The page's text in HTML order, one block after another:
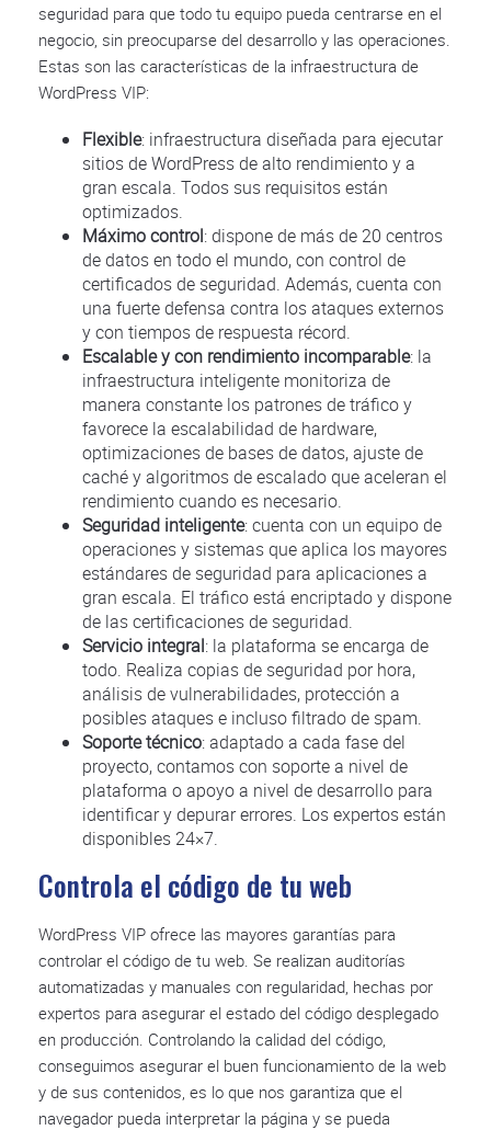
seguridad para que todo tu equipo pueda centrarse en el
negocio, sin preocuparse del desarrollo y las operaciones.
Estas son las características de la infraestructura de
WordPress VIP:
Flexible: infraestructura diseñada para ejecutar
sitios de WordPress de alto rendimiento y a
gran escala. Todos sus requisitos están
optimizados.
Máximo control: dispone de más de 20 centros
de datos en todo el mundo, con control de
certificados de seguridad. Además, cuenta con
una fuerte defensa contra los ataques externos
y con tiempos de respuesta récord.
Escalable y con rendimiento incomparable: la
infraestructura inteligente monitoriza de
manera constante los patrones de tráfico y
favorece la escalabilidad de hardware,
optimizaciones de bases de datos, ajuste de
caché y algoritmos de escalado que aceleran el
rendimiento cuando es necesario.
Seguridad inteligente: cuenta con un equipo de
operaciones y sistemas que aplica los mayores
estándares de seguridad para aplicaciones a
gran escala. El tráfico está encriptado y dispone
de las certificaciones de seguridad.
Servicio integral: la plataforma se encarga de
todo. Realiza copias de seguridad por hora,
análisis de vulnerabilidades, protección a
posibles ataques e incluso filtrado de spam.
Soporte técnico: adaptado a cada fase del
proyecto, contamos con soporte a nivel de
plataforma o apoyo a nivel de desarrollo para
identificar y depurar errores. Los expertos están
disponibles 24×7.
Controla el código de tu web
WordPress VIP ofrece las mayores garantías para
controlar el código de tu web. Se realizan auditorías
automatizadas y manuales con regularidad, hechas por
expertos para asegurar el estado del código desplegado
en producción. Controlando la calidad del código,
conseguimos asegurar el buen funcionamiento de la web
y de sus contenidos, es lo que nos garantiza que el
navegador pueda interpretar la página y se pueda